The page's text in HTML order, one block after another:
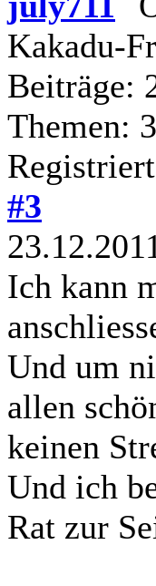
Kakadu-
Beiträge:
Themen: 3
#3
Ich kann
Und um
allen
keinen
Und ich
Rat zur